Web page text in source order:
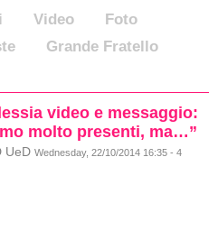
Video
Foto
Grande Fratello
video e messaggio:
molto presenti, ma…”
UeD Wednesday, 22/10/2014 16:35 - 4